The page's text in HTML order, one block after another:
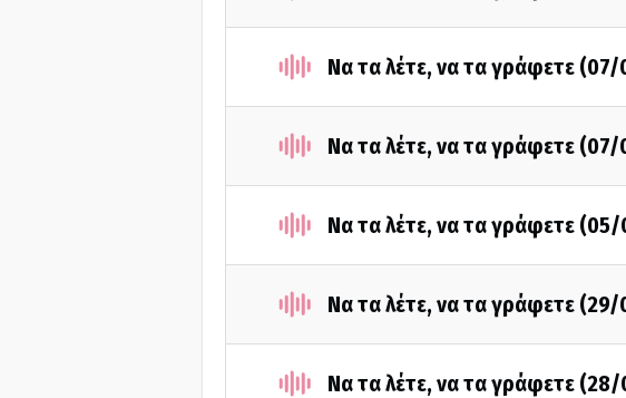
Να τα λέτε, να τα γράφετε
Να τα λέτε, να τα γράφετε
Να τα λέτε, να τα γράφετε
Να τα λέτε, να τα γράφετε
Να τα λέτε, να τα γράφετε